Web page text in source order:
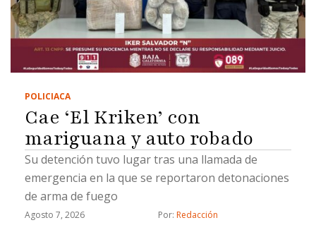
POLICIACA
Cae ‘El Kriken’ con
mariguana y auto robado
Su detención tuvo lugar tras una llamada de
emergencia en la que se reportaron detonaciones
de arma de fuego
Agosto 7, 2026 Por: Redacción